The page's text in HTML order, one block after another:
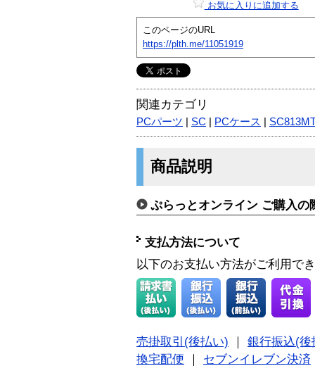
お気に入りに追加する
このページのURL
https://plth.me/11051919
関連カテゴリ
PCパーツ SC PCケース
商品説明
ぷらっとオンライン ご購入の
支払方法について
以下のお支払い方法がご利用で
売掛取引(後払い)
銀行振込(後
換宅配便
セブンイレブン決済